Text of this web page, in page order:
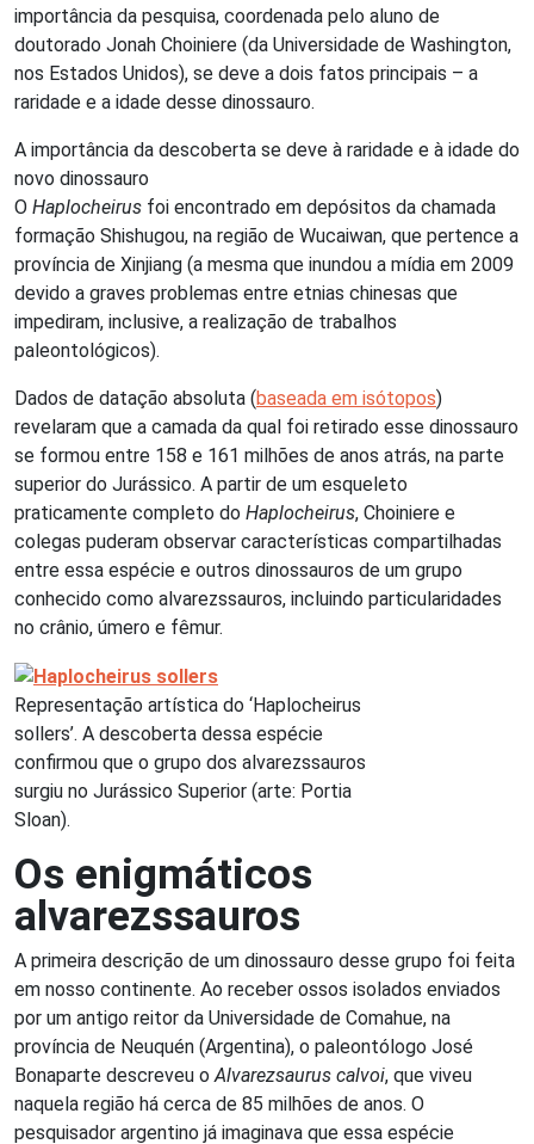
importância da pesquisa, coordenada pelo aluno de
doutorado Jonah Choiniere (da Universidade de Washington,
nos Estados Unidos), se deve a dois fatos principais – a
raridade e a idade desse dinossauro.
A importância da descoberta se deve à raridade e à idade do
novo dinossauro
O Haplocheirus foi encontrado em depósitos da chamada
formação Shishugou, na região de Wucaiwan, que pertence a
província de Xinjiang (a mesma que inundou a mídia em 2009
devido a graves problemas entre etnias chinesas que
impediram, inclusive, a realização de trabalhos
paleontológicos).
Dados de datação absoluta (baseada em isótopos)
revelaram que a camada da qual foi retirado esse dinossauro
se formou entre 158 e 161 milhões de anos atrás, na parte
superior do Jurássico. A partir de um esqueleto
praticamente completo do Haplocheirus, Choiniere e
colegas puderam observar características compartilhadas
entre essa espécie e outros dinossauros de um grupo
conhecido como alvarezssauros, incluindo particularidades
no crânio, úmero e fêmur.
Representação artística do ‘Haplocheirus
sollers’. A descoberta dessa espécie
confirmou que o grupo dos alvarezssauros
surgiu no Jurássico Superior (arte: Portia
Sloan).
Os enigmáticos
alvarezssauros
A primeira descrição de um dinossauro desse grupo foi feita
em nosso continente. Ao receber ossos isolados enviados
por um antigo reitor da Universidade de Comahue, na
província de Neuquén (Argentina), o paleontólogo José
Bonaparte descreveu o Alvarezsaurus calvoi, que viveu
naquela região há cerca de 85 milhões de anos. O
pesquisador argentino já imaginava que essa espécie